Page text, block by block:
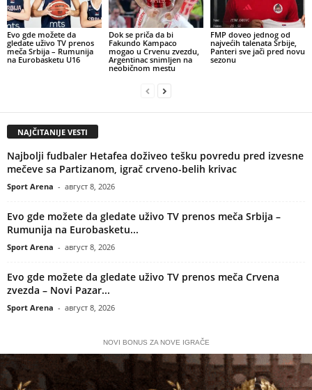
Evo gde možete da
gledate uživo TV prenos
meča Srbija – Rumunija
na Eurobasketu U16
Dok se priča da bi
Fakundo Kampaco
mogao u Crvenu zvezdu,
Argentinac snimljen na
neobičnom mestu
FMP doveo jednog od
najvećih talenata Srbije,
Panteri sve jači pred novu
sezonu
NAJČITANIJE VESTI
Najbolji fudbaler Hetafea doživeo tešku povredu pred izvesne
mečeve sa Partizanom, igrač crveno-belih krivac
Sport Arena - август 8, 2026
Evo gde možete da gledate uživo TV prenos meča Srbija –
Rumunija na Eurobasketu...
Sport Arena - август 8, 2026
Evo gde možete da gledate uživo TV prenos meča Crvena
zvezda – Novi Pazar...
Sport Arena - август 8, 2026
NOVI BONUS ZA NOVE IGRAČE